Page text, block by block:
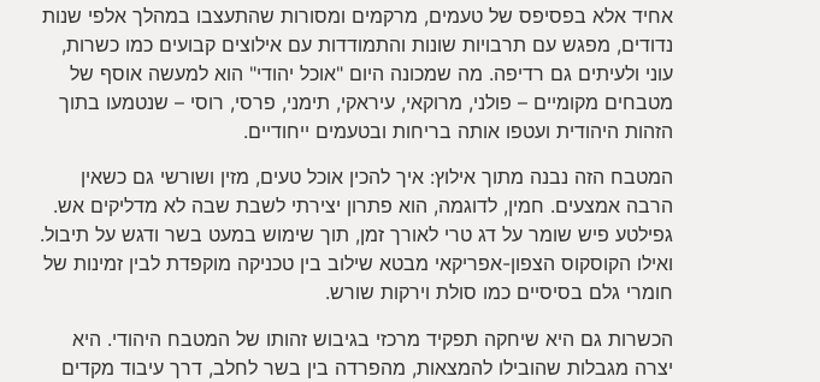
אחיד אלא בפסיפס של טעמים, מרקמים ומסורות שהתעצבו במהלך אלפי שנות
נדודים, מפגש עם תרבויות שונות והתמודדות עם אילוצים קבועים כמו כשרות,
עוני ולעיתים גם רדיפה. מה שמכונה היום "אוכל יהודי" הוא למעשה אוסף של
מטבחים מקומיים – פולני, מרוקאי, עיראקי, תימני, פרסי, רוסי – שנטמעו בתוך
הזהות היהודית ועטפו אותה בריחות ובטעמים ייחודיים.
המטבח הזה נבנה מתוך אילוץ: איך להכין אוכל טעים, מזין ושורשי גם כשאין
הרבה אמצעים. חמין, לדוגמה, הוא פתרון יצירתי לשבת שבה לא מדליקים אש.
גפילטע פיש שומר על דג טרי לאורך זמן, תוך שימוש במעט בשר ודגש על תיבול.
ואילו הקוסקוס הצפון-אפריקאי מבטא שילוב בין טכניקה מוקפדת לבין זמינות של
חומרי גלם בסיסיים כמו סולת וירקות שורש.
הכשרות גם היא שיחקה תפקיד מרכזי בגיבוש זהותו של המטבח היהודי. היא
יצרה מגבלות שהובילו להמצאות, מהפרדה בין בשר לחלב, דרך עיבוד מקדים